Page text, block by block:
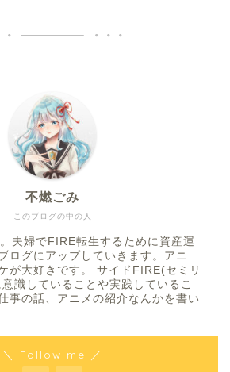
このブログの中の人
不燃ごみ
夫婦でFIRE転生するために資産運
ログにアップしていきます。アニ
が大好きです。 サイドFIRE(セミリ
識していることや実践しているこ
事の話、アニメの紹介なんかを書い
＼ Follow me ／